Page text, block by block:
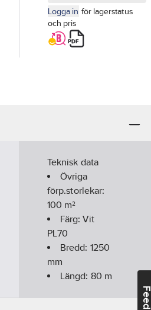
Logga in för lagerstatus
och pris
Teknisk data
Övriga
förp.storlekar:
100 m²
Färg:Vit
PL70
Bredd: 1250
mm
Längd: 80 m